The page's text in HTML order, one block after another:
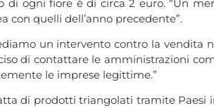
ogni fiore è di circa 2 euro. “Un
con quelli dell’anno precedente”.
un intervento contro la vendita
di contattare le amministrazioni
le imprese legittime.”
di prodotti triangolati tramite